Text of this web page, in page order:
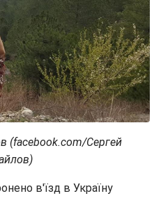
(facebook.com/Сергей
в'їзд в Україну